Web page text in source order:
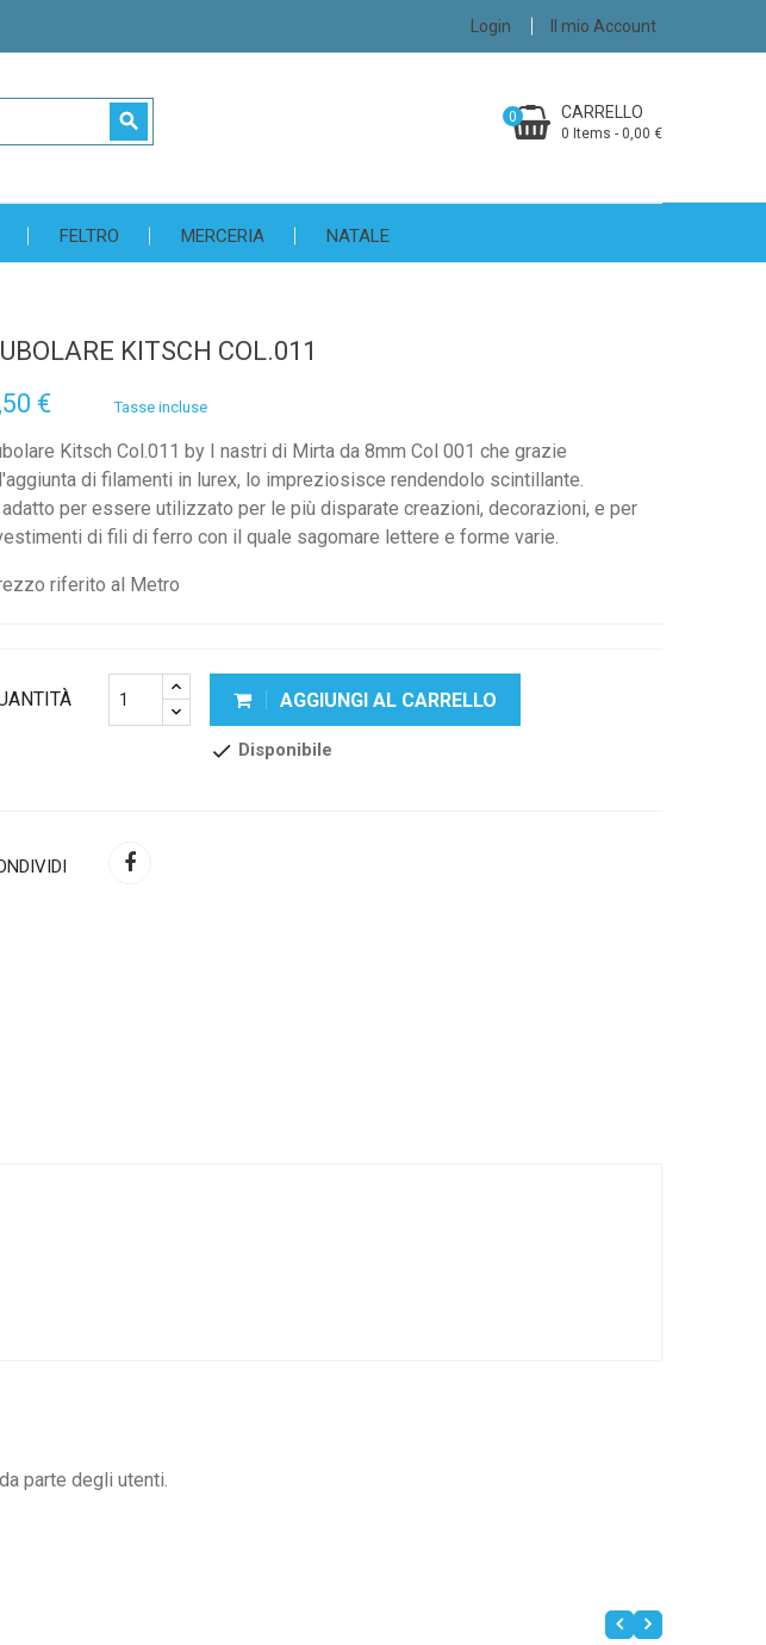
Login Il mio Account
search CARRELLO
0 Items - 0,00 €
0
FELTRO MERCERIA NATALE
KITSCH COL.011
€
Tasse incluse
Kitsch Col.011 by I nastri di Mirta da 8mm Col 001 che grazie
di filamenti in lurex, lo impreziosisce rendendolo scintillante.
adatto per essere utilizzato per le più disparate creazioni, decorazioni, e per
di fili di ferro con il quale sagomare lettere e forme varie.
riferito al Metro
AGGIUNGI AL CARRELLO
check Disponibile
parte degli utenti.